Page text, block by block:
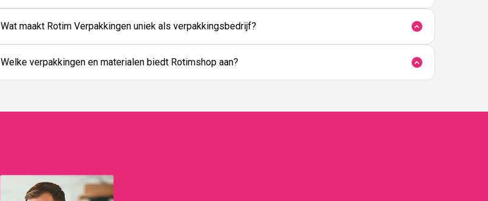
Wat maakt Rotim Verpakkingen uniek als verpakkingsbedrijf?
Welke verpakkingen en materialen biedt Rotimshop aan?